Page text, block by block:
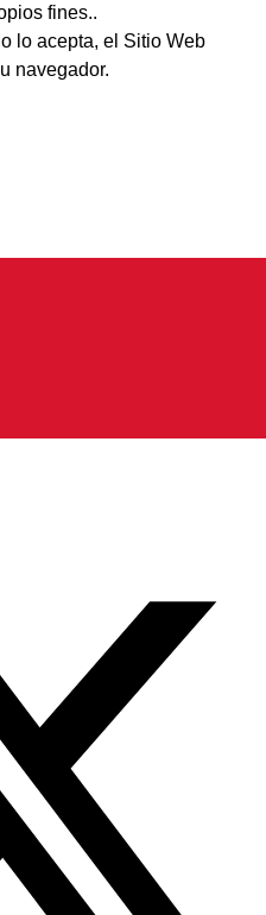
fines..
lo acepta, el Sitio Web
navegador.